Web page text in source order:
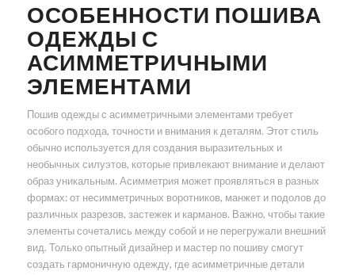
ОСОБЕННОСТИ ПОШИВА
ОДЕЖДЫ С
АСИММЕТРИЧНЫМИ
ЭЛЕМЕНТАМИ
Пошив одежды с асимметричными элементами требует
особого подхода, точности и внимания к деталям. Этот стиль
обычно используется для создания выразительных и
необычных силуэтов, которые привлекают внимание и делают
образ уникальным. Асимметрия может проявляться в разных
формах: от несимметричных воротников, манжет и подолов до
различных разрезов, застежек и карманов. Важно, чтобы такие
элементы сочетались между собой и не перегружали внешний
вид. Только опытный дизайнер и мастер по пошиву смогут
создать гармоничную одежду, где асимметричные детали